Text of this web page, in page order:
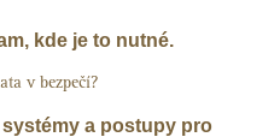
kde je to nutné.
v bezpečí?
systémy a postupy pro